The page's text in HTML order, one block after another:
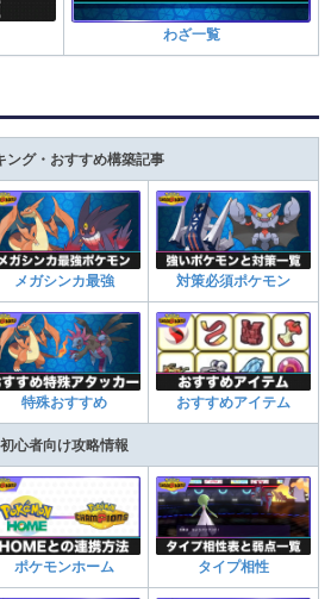
わざ一覧
ング・おすすめ構築記事
メガシンカ最強 対策必須ポケモン
特殊おすすめ おすすめアイテム
初心者向け攻略情報
ポケモンホーム タイプ相性